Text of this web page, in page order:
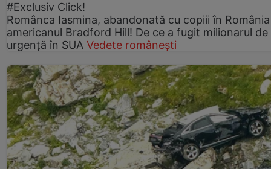
#Exclusiv Click!
Românca Iasmina, abandonată cu copiii în
americanul Bradford Hill! De ce a fugit milionarul de
urgență în SUA Vedete românești